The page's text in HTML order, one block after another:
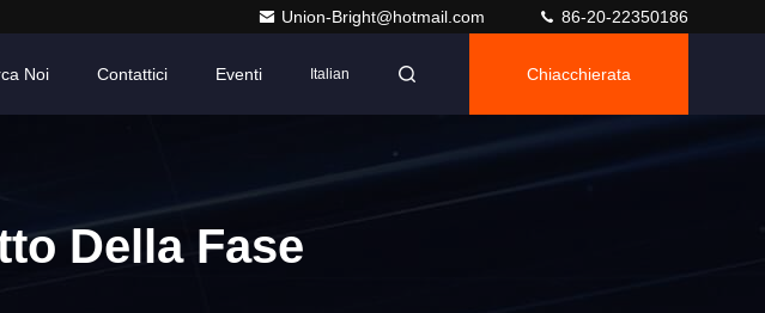
Union-Bright@hotmail.com 86-20-22350186
Noi Contattici Eventi Italian Chiacchierata
Della Fase